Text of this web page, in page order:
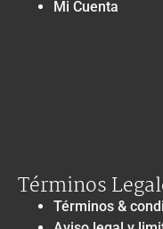
Mi Cuenta
Términos
Términos &